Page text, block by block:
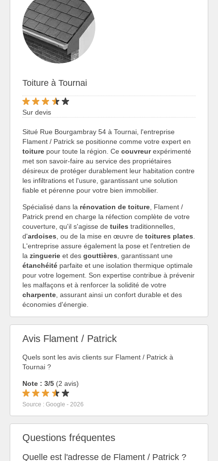
Toiture à Tournai
Sur devis
Situé Rue Bourgambray 54 à Tournai, l'entreprise
Flament / Patrick se positionne comme votre expert en
toiture pour toute la région. Ce couvreurexpérimenté
met son savoir-faire au service des propriétaires
désireux de protéger durablement leur habitation contre
les infiltrations et l'usure, garantissant une solution
fiable et pérenne pour votre bien immobilier.
Spécialisé dans la rénovation de toiture , Flament /
Patrick prend en charge la réfection complète de votre
couverture, qu'il s'agisse de tuiles traditionnelles,
d'ardoises , ou de la mise en œuvre de toitures plates
L'entreprise assure également la pose et l'entretien de
la zinguerie et des gouttières , garantissant une
étanchéité parfaite et une isolation thermique optimale
pour votre logement. Son expertise contribue à prévenir
les malfaçons et à renforcer la solidité de votre
charpente , assurant ainsi un confort durable et des
économies d'énergie.
Avis Flament / Patrick
Quels sont les avis clients sur Flament / Patrick à
Tournai ?
Note : 3/5 (2 avis)
Source : Google - 2026
Questions fréquentes
Quelle est l'adresse de Flament / Patrick ?